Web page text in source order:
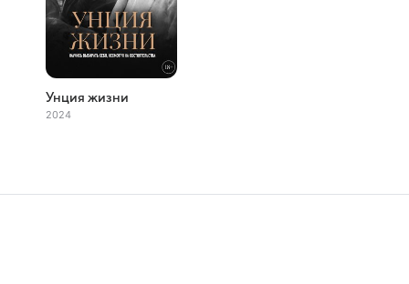
Унция жизни
2024